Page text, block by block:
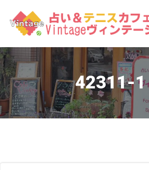
ン
テ
ツ
へ
ス
キ
ッ
プ
42311-1